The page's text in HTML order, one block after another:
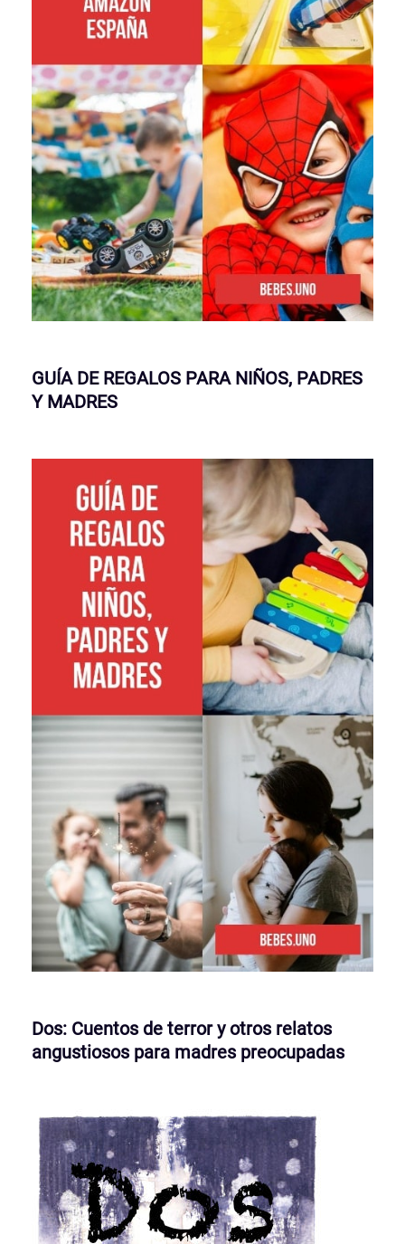
GUÍA DE REGALOS PARA NIÑOS, PADRES
Y MADRES
Dos: Cuentos de terror y otros relatos
angustiosos para madres preocupadas